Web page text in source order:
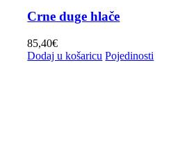
Crne duge hlače
85,40€
Dodaj u košaricu Pojedinosti